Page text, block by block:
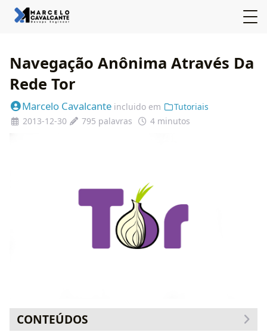
Navegação Anônima Através Da
Rede Tor
Marcelo Cavalcante incluido em
Tutoriais
2013-12-30
795 palavras 4 minutos
CONTEÚDOS